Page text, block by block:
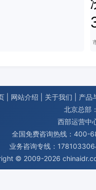
网站介绍 关于我们
产品
北京总部
西部运营中
全国免费咨询热线：400-
业务咨询专线：
© 2009-2026